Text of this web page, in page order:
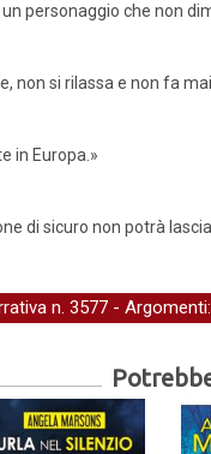
personaggio che non
non si rilassa e non fa
in Europa.»
di sicuro non potrà
n. 3577 -